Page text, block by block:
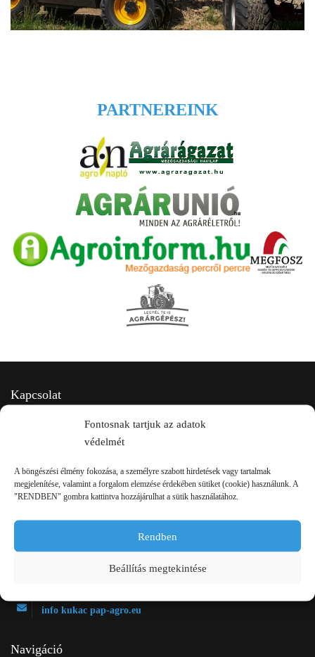
Fontosnak tartjuk az adatok
védelmét
A böngészési élmény fokozása, a személyre szabott hirdetések vagy tartalmak
megjelenítése, valamint a forgalom elemzése érdekében sütiket (cookie) használunk. A
"RENDBEN" gombra kattintva hozzájárulhat a sütik használatához.
Rendben
Beállítás megtekintése
PARTNEREINK
Kapcsolat
+36 20 334 43 28
info kukac pap-agro.eu
Navigáció